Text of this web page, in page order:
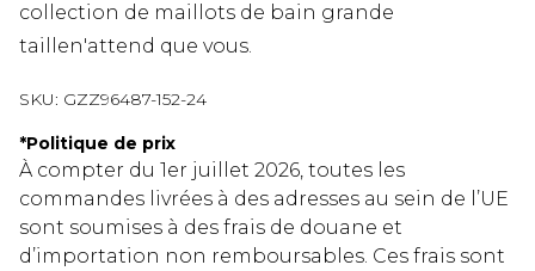
collection de maillots de bain grande
taillen'attend que vous.
SKU: GZZ96487-152-24
*Politique de prix
À compter du 1er juillet 2026, toutes les
commandes livrées à des adresses au sein de l’UE
sont soumises à des frais de douane et
d’importation non remboursables. Ces frais sont